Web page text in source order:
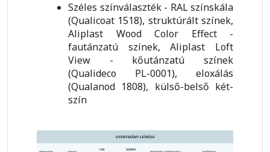
Széles színválaszték - RAL színskála
(Qualicoat 1518), struktúrált színek,
Aliplast Wood Color Effect -
fautánzatú színek, Aliplast Loft
View - kőutánzatú színek
(Qualideco PL-0001), eloxálás
(Qualanod 1808), külső-belső két-
szín